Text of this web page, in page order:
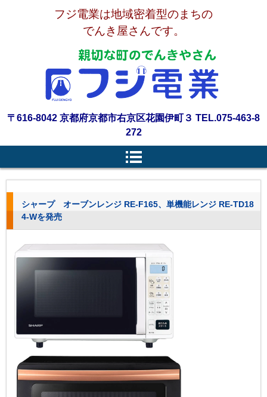
フジ電業は地域密着型のまちの
でんき屋さんです。
〒616-8042 京都府京都市右京区花園伊町３ TEL.075-463-8
272
シャープ オーブンレンジ RE-F165、単機能レンジ RE-TD18
4-Wを発売